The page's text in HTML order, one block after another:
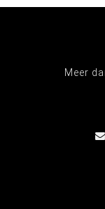
Meer